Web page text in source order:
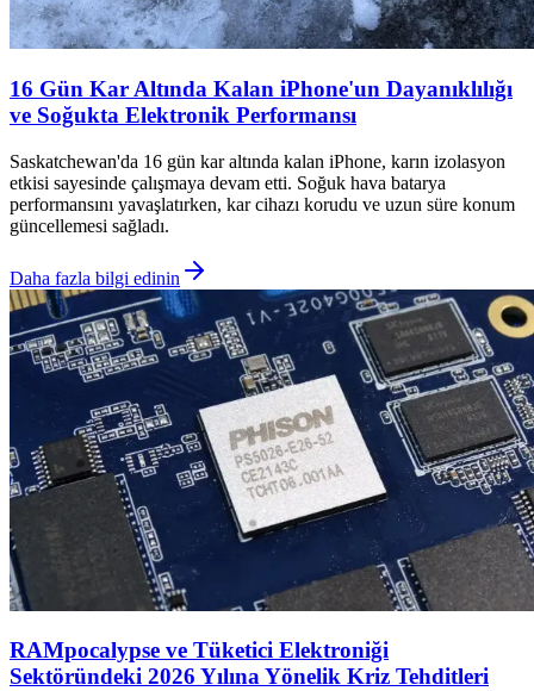
16 Gün Kar Altında Kalan iPhone'un Dayanıklılığı
ve Soğukta Elektronik Performansı
Saskatchewan'da 16 gün kar altında kalan iPhone, karın izolasyon
etkisi sayesinde çalışmaya devam etti. Soğuk hava batarya
performansını yavaşlatırken, kar cihazı korudu ve uzun süre konum
güncellemesi sağladı.
Daha fazla bilgi edinin
RAMpocalypse ve Tüketici Elektroniği
Sektöründeki 2026 Yılına Yönelik Kriz Tehditleri